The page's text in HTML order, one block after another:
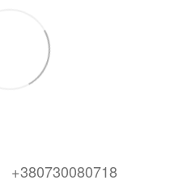
+380730080718